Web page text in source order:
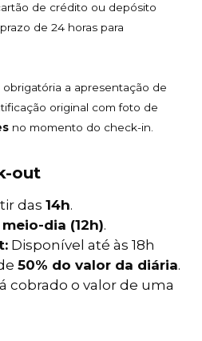
de crédito ou depósito
de 24 horas para
obrigatória a apresentação de
original com foto de
no momento do check-in.
out
das 14h.
meio-dia (12h).
Disponível até às 18h
50% do valor da diária.
cobrado o valor de uma